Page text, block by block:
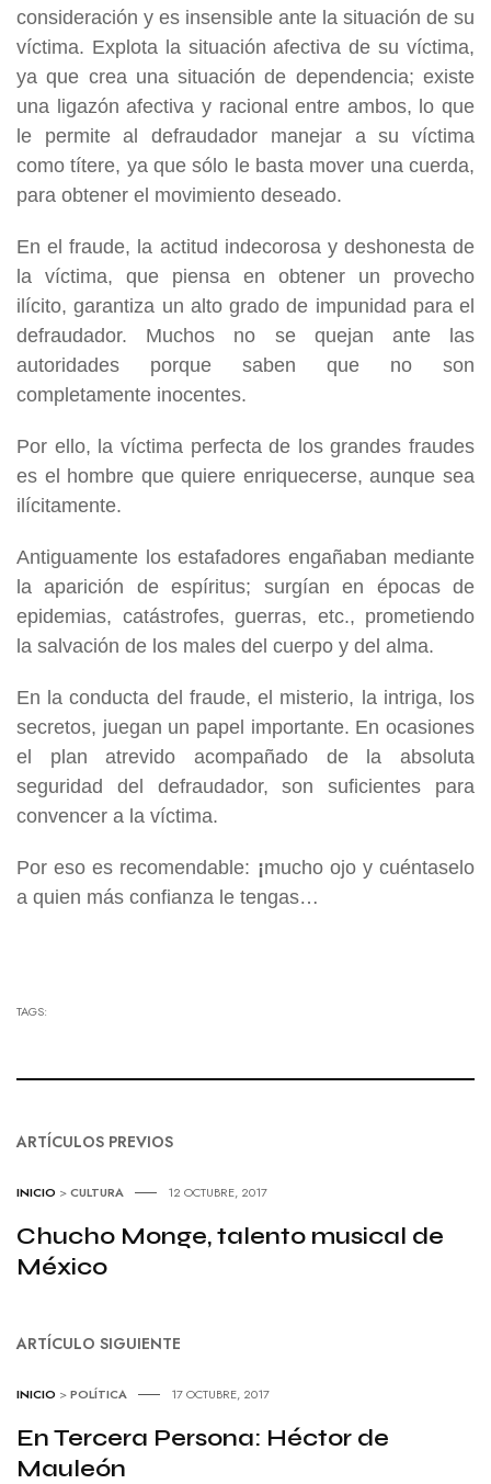
consideración y es insensible ante la situación de su
víctima. Explota la situación afectiva de su víctima,
ya que crea una situación de dependencia; existe
una ligazón afectiva y racional entre ambos, lo que
le permite al defraudador manejar a su víctima
como títere, ya que sólo le basta mover una cuerda,
para obtener el movimiento deseado.
En el fraude, la actitud indecorosa y deshonesta de
la víctima, que piensa en obtener un provecho
ilícito, garantiza un alto grado de impunidad para el
defraudador. Muchos no se quejan ante las
autoridades porque saben que no son
completamente inocentes.
Por ello, la víctima perfecta de los grandes fraudes
es el hombre que quiere enriquecerse, aunque sea
ilícitamente.
Antiguamente los estafadores engañaban mediante
la aparición de espíritus; surgían en épocas de
epidemias, catástrofes, guerras, etc., prometiendo
la salvación de los males del cuerpo y del alma.
En la conducta del fraude, el misterio, la intriga, los
secretos, juegan un papel importante. En ocasiones
el plan atrevido acompañado de la absoluta
seguridad del defraudador, son suficientes para
convencer a la víctima.
Por eso es recomendable: ¡mucho ojo y cuéntaselo
a quien más confianza le tengas…
TAGS:
ARTÍCULOS PREVIOS
INICIO >CULTURA 12 OCTUBRE, 2017
Chucho Monge, talento musical de
México
ARTÍCULO SIGUIENTE
INICIO >POLÍTICA 17 OCTUBRE, 2017
En Tercera Persona: Héctor de
Mauleón